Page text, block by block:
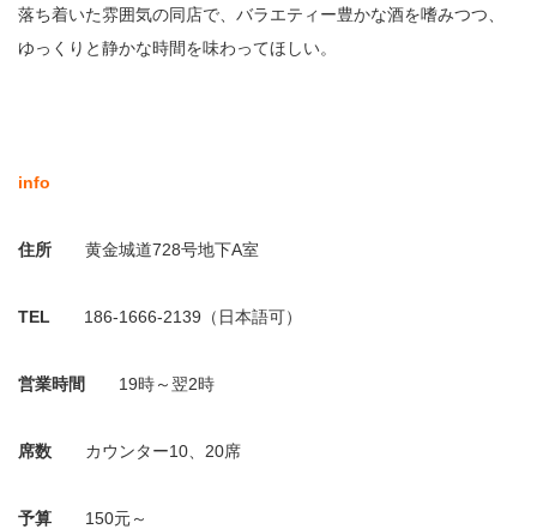
落ち着いた雰囲気の同店で、バラエティー豊かな酒を嗜みつつ、
ゆっくりと静かな時間を味わってほしい。
info
住所 黄金城道728号地下A室
TEL 186-1666-2139（日本語可）
営業時間 19時～翌2時
席数 カウンター10、20席
予算 150元～